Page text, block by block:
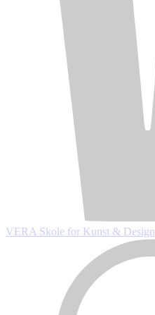
VERA Skole for Kunst & Design